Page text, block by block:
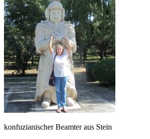
konfuzianischer Beamter aus Stein